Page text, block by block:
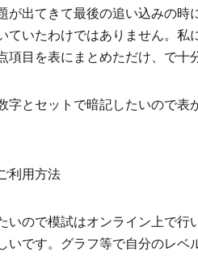
が出てきて最後の追い込みの
ていたわけではありません。
項目を表にまとめただけ、で十
字とセットで暗記したいので
利用方法
いので模試はオンライン上で
いです。グラフ等で自分のレ